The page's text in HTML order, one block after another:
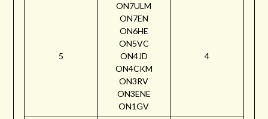
5
ON7ULM
ON7EN
ON6HE
ON5VC
ON4JD
ON4CKM
ON3RV
ON3ENE
ON1GV
4